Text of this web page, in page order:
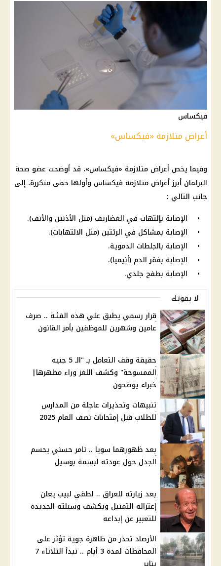
فيكساس
أعراض متلازمة «فيكساس»
وفيما يخص أعراض متلازمة «فيكساس»، قد أوضحت عضو صحة
البرلمان أبرز أعراض متلازمة فيكساس وأولها حمى متكررة، إلى
جانب التالي :
• الإصابة بإلتهاب في الغضاريف (مثل الأذنين والأنف).
• الإصابة بمشاكل في الرئتين (مثل الالتهابات).
• الإصابة بالجلطات الدموية.
• الإصابة بفقر الدم (أنيميا).
• الإصابة بطفح جلدي.
لا يفوتك
قرار رسمي يطبق علي هذه الفئـة .. صرف
عامين وشهرين للموظفين بأمر القانون
حقيقة وقف التعامل بـ "الـ 5 جنيه
الممسوحة" وكشف اللغز وراء مظهرها|
خبراء يوضحون
تنبيهات وتحذيرات عاجلة من المدارس
للطلاب قبل إمتحانات نصف العام 2025
بعد ظهورهما سويا .. تامر حسني يحسم
الجدل حول عودته لبسمة بوسيل
بعد زيارته للعراق .. لطفي لبيب يعلن
إعتزاله التمثيل ويكشف وسيلته الجديدة
للتعبير عن إبداعه
الأرصاد تحذر من ظاهرة جوية تؤثر على
المحافظات لمدة 3 أيام .. تبدأ الثلاثاء 7